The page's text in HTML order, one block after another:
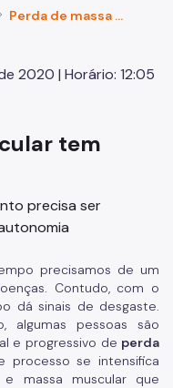
Perda de massa muscular tem nome: Sarcopenia
2020 | Horário: 12:05
tem
precisa ser
precisamos de um
Contudo, com o
dá sinais de desgaste.
algumas pessoas são
e progressivo de perda
processo se intensifica
massa muscular que